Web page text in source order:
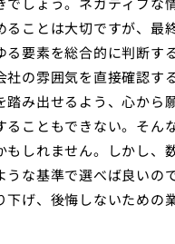
ことは大切ですが、
要素を総合的に判断
の雰囲気を直接確認
み出せるよう、心から
こともできない。そ
しれません。しかし
な基準で選べば良い
げ、後悔しないための